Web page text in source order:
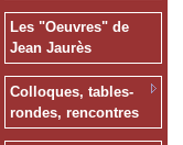
Les "Oeuvres" de
Jean Jaurès
Colloques, tables-
rondes, rencontres